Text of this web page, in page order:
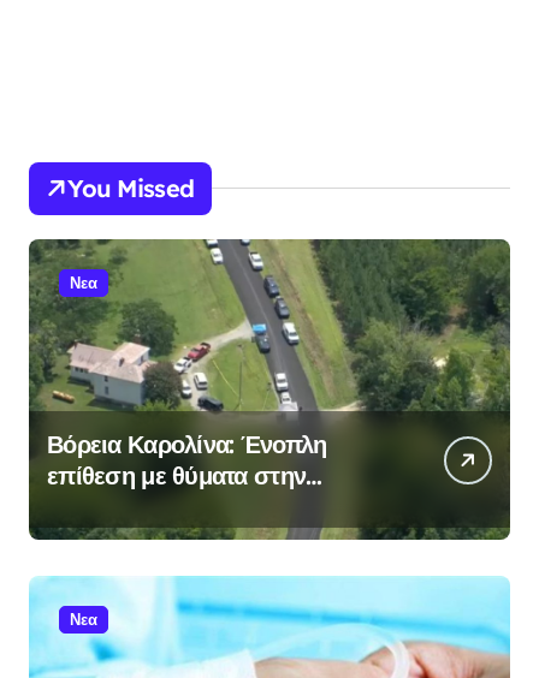
You Missed
Νεα
Βόρεια Καρολίνα: Ένοπλη
επίθεση με θύματα στην
εξέλιξη οι έρευνες
Νεα